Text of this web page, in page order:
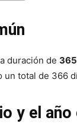
duración de
un total de 366
y el año